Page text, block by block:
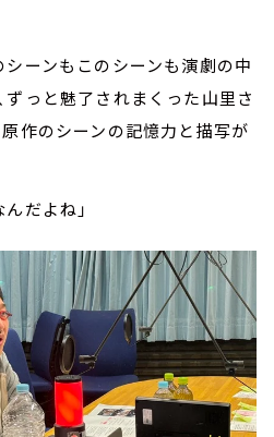
シーンもこのシーンも演劇の中
ずっと魅了されまくった山里さ
作のシーンの記憶力と描写が
だよね」